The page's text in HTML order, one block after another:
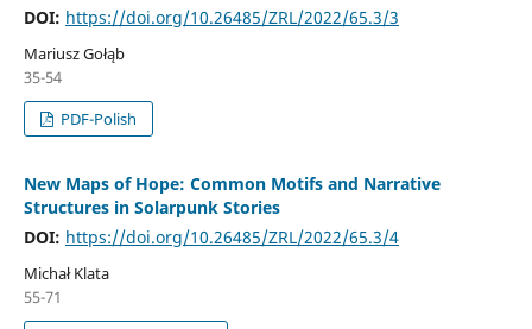
DOI: https://doi.org/10.26485/ZRL/2022/65.3/3
Mariusz Gołąb
35-54
PDF-Polish
New Maps of Hope: Common Motifs and Narrative
Structures in Solarpunk Stories
DOI: https://doi.org/10.26485/ZRL/2022/65.3/4
Michał Klata
55-71